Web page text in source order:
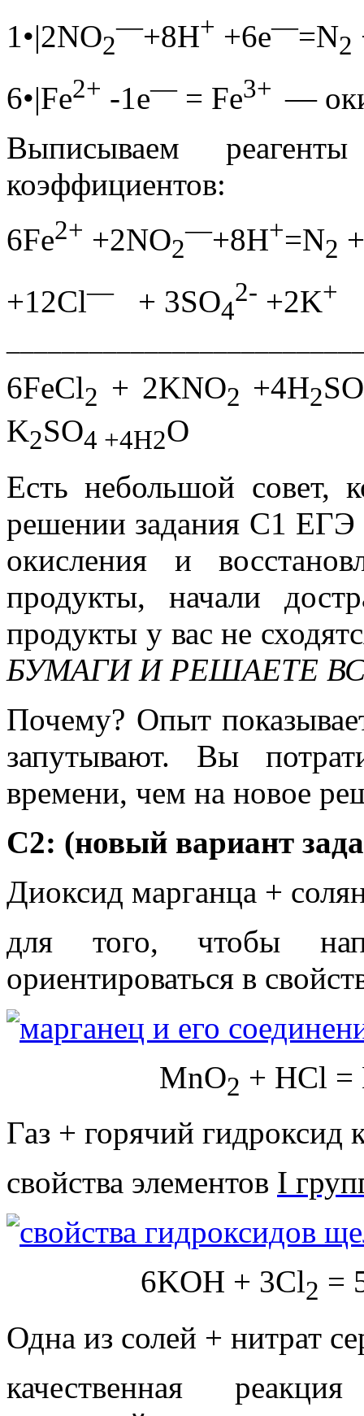
1•|2NO2
—+8H+ +6e—=N2
6•|Fe2+ -1e—= Fe3+ —
Выписываем
коэффициентов:
6Fe2+ +2NO2
—+8H+=N2
+12Сl—+ 3SO4
2- +2K+
6FeCl2 + 2KNO2 +4H2SO
K2SO4 +4H2O
Есть небольшой совет,
решении задания С1
окисления и
продукты, начали
продукты у вас не
БУМАГИ И РЕШАЕТЕ
Почему? Опыт
запутывают. Вы
времени, чем на новое
С2: (новый вариант
Диоксид марганца +
для того, чтобы
ориентироваться в
MnO2 + HCl =
Газ + горячий гидроксид
свойства элементов I
6KOH + 3Cl2 =
Одна из солей + нитрат
качественная